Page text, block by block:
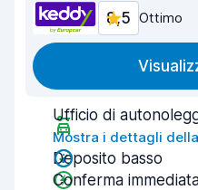
8,5 Ottimo
Ufficio di
Mostra i dettagli
Deposito basso
Conferma